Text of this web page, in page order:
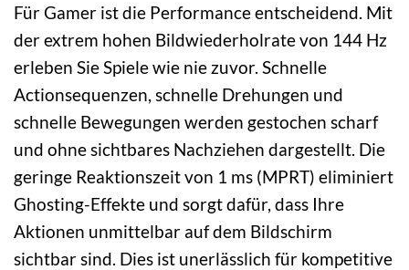
Für Gamer ist die Performance entscheidend. Mit
der extrem hohen Bildwiederholrate von 144 Hz
erleben Sie Spiele wie nie zuvor. Schnelle
Actionsequenzen, schnelle Drehungen und
schnelle Bewegungen werden gestochen scharf
und ohne sichtbares Nachziehen dargestellt. Die
geringe Reaktionszeit von 1 ms (MPRT) eliminiert
Ghosting-Effekte und sorgt dafür, dass Ihre
Aktionen unmittelbar auf dem Bildschirm
sichtbar sind. Dies ist unerlässlich für kompetitive